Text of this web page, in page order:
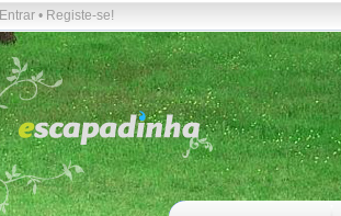
Entrar • Registe-se!